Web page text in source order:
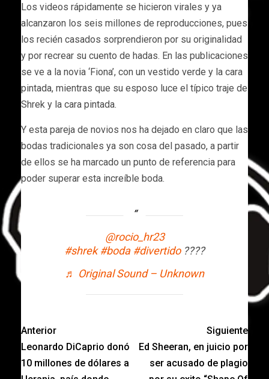
Los videos rápidamente se hicieron virales y ya
alcanzaron los seis millones de reproducciones, pues
los recién casados sorprendieron por su originalidad
y por recrear su cuento de hadas. En las publicaciones
se ve a la novia ‘Fiona’, con un vestido verde y la cara
pintada, mientras que su esposo luce el típico traje de
Shrek y la cara pintada.
Y esta pareja de novios nos ha dejado en claro que las
bodas tradicionales ya son cosa del pasado, a partir
de ellos se ha marcado un punto de referencia para
poder superar esta increíble boda.
@rocio_hr23
#shrek #boda #divertido????
♬ Original Sound – Unknown
Anterior
Leonardo DiCaprio donó
10 millones de dólares a
Siguiente
Ed Sheeran, en juicio por
ser acusado de plagio